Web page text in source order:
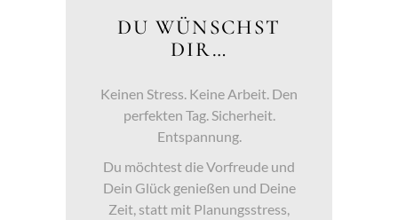
DU WÜNSCHST
DIR…
Keinen Stress. Keine Arbeit. Den
perfekten Tag. Sicherheit.
Entspannung.
Du möchtest die Vorfreude und
Dein Glück genießen und Deine
Zeit, statt mit Planungsstress,